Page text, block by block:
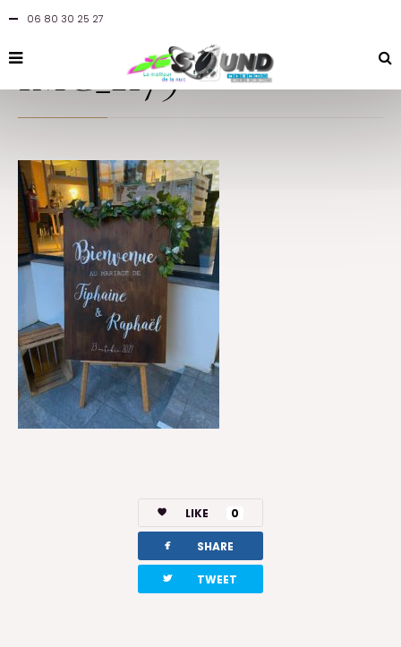
06 80 30 25 27
IMG_2179
LIKE 0
facebook SHARE
twitterbird TWEET